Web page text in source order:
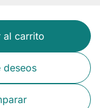
al carrito
deseos